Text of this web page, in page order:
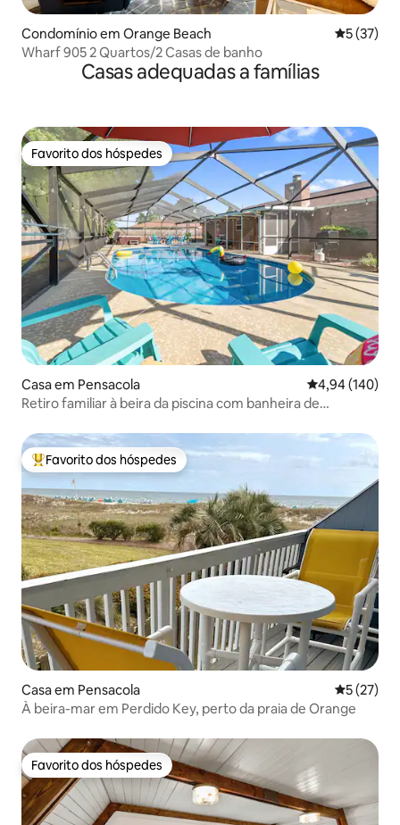
Condomínio em Orange Beach
5 (37)
Wharf 905 2 Quartos/2 Casas de banho
Casas adequadas a famílias
Favorito dos hóspedes
Favorito dos hóspedes
Casa em Pensacola Classificação
4,94 (140)
Retiro familiar à beira da piscina com banheira de
Favoritos dos hóspedes mais apreciados
Favorito dos hóspedes
Casa em Pensacola
5 (27)
À beira-mar em Perdido Key, perto da praia de Orange
Favorito dos hóspedes
Favorito dos hóspedes